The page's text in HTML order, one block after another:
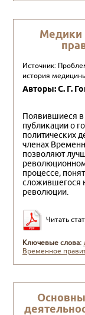
Медики
Источник:
история
Авторы: С. Г.
Появившиеся
публикации о
политических
членах
позволяют
процессе,
сложившегося
революции.
Читать
Ключевые слова:
Временное